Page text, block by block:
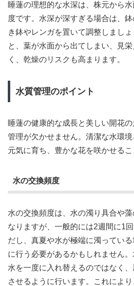
睡蓮の理想的な水深は、株元から
度です。水深が深すぎる場合は、
き鉢やレンガを置いて調整しまし
と、葉が水面から出てしまい、見
く、乾燥のリスクも高まります。
水質管理のポイント
睡蓮の健康的な成長と美しい開花
管理が欠かせません。清潔な水環
元気に育ち、豊かな花を咲かせるこ
水の交換頻度
水の交換頻度は、水の濁り具合や
なりますが、一般的には2週間に1
だし、真夏や水が極端に濁ってい
に行う必要があるかもしれません
水を一度に入れ替えるのではなく
させるように行います。これによ